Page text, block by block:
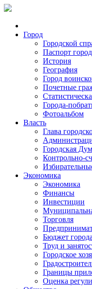
Город
Городской
Паспорт
История
География
Город
Почетные
Города-
Фотоальбом
Власть
Глава
Городская
Контрольно-
Экономика
Экономика
Финансы
Инвестиции
Торговля
Бюджет города
Труд и
Городское
Границы
Оценка